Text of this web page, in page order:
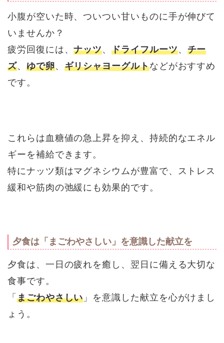
小腹が空いた時、ついつい甘いものに手が伸びて
いませんか？
疲労回復には、ナッツ、ドライフルーツ、 チー
ズ、 ゆで卵、 ギリシャヨーグルトなどがおすすめ
です。
これらは血糖値の急上昇を抑え、持続的なエネル
ギーを補給できます。
特にナッツ類はマグネシウムが豊富で、ストレス
緩和や筋肉の弛緩にも効果的です。
夕食は「まごわやさしい」を意識した献立を
夕食は、一日の疲れを癒し、翌日に備える大切な
食事です。
「まごわやさしい 」を意識した献立を心がけまし
ょう。